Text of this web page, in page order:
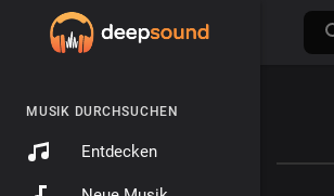
MUSIK DURCHSUCHEN
Entdecken